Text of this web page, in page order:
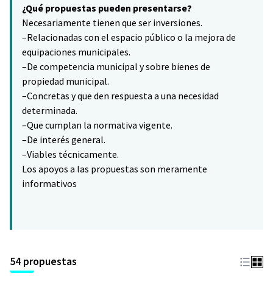
−
¿Qué propuestas pueden presentarse?
Necesariamente tienen que ser inversiones.
–Relacionadas con el espacio público o la mejora de
equipaciones municipales.
–De competencia municipal y sobre bienes de
propiedad municipal.
–Concretas y que den respuesta a una necesidad
determinada.
–Que cumplan la normativa vigente.
–De interés general.
–Viables técnicamente.
Los apoyos a las propuestas son meramente
informativos
54 propuestas